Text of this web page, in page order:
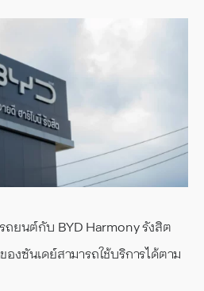
ถยนต์กับ BYD Harmony รังสิต
งซันเดย์สามารถใช้บริการได้ตาม